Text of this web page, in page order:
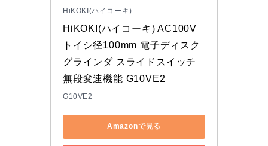
HiKOKI(ハイコーキ)
HiKOKI(ハイコーキ) AC100V
トイシ径100mm 電子ディスク
グラインダ スライドスイッチ
無段変速機能 G10VE2
G10VE2
Amazonで見る